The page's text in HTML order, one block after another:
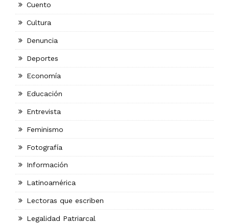
Cuento
Cultura
Denuncia
Deportes
Economía
Educación
Entrevista
Feminismo
Fotografía
Información
Latinoamérica
Lectoras que escriben
Legalidad Patriarcal